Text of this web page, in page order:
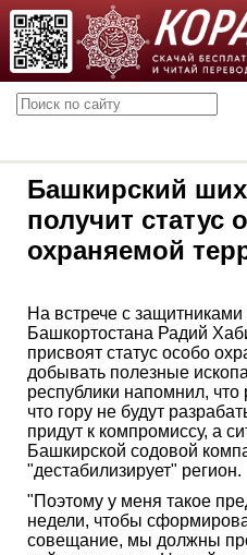
Башкирский
получит статус
охраняемой
На встрече с
Башкортостана Радий
присвоят статус особо
добывать полезные
республики напомнил,
что гору не будут
придут к компромиссу, а
Башкирской содовой
"дестабилизирует" регион.
"Поэтому у меня такое
недели, чтобы
совещание, мы должны